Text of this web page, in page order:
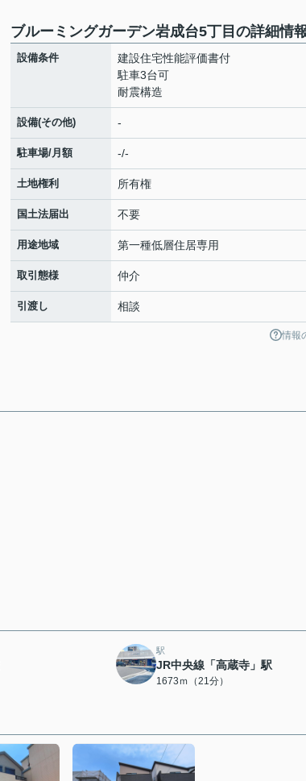
ブルーミングガーデン岩成台5丁目の詳細情
設備条件
建設住宅性能評価書付
駐車3台可
耐震構造
設備(その他) -
駐車場/月額 -/-
土地権利 所有権
国土法届出 不要
用途地域 第一種低層住居専用
取引態様 仲介
引渡し 相談
情報
駅
JR中央線「高蔵寺」駅
1673ｍ（21分）